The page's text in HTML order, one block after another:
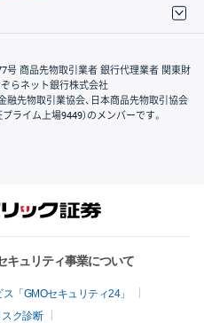
号 商品先物取引業者 銀行代理業者 関東財
ぞらネット銀行株式会社
融先物取引業協会、日本商品先物取引協会
ライム上場9449）のメンバーです。
キュリティ事業について
「GMOセキュリティ24」
ク診断